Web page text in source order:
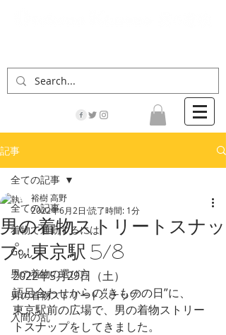
記事
全ての記事
着物で通勤するには
Go！
男の着物の選び方
男の着物ストリートスナップ
入間の乱
全ての記事
男の着物ストリートスナッ
プin東京駅 5/8
裕樹 高野
2022年6月2日 読了時間: 1分
2022年5月29日（土）
語呂合わせからの“きものの日”に、
東京駅前の広場で、男の着物ストリー
トスナップをしてきました。